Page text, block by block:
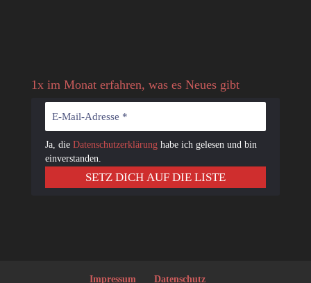
1x im Monat erfahren, was es Neues gibt
Ja, die Datenschutzerklärunghabe ich gelesen und bin
einverstanden.
Impressum Datenschutz